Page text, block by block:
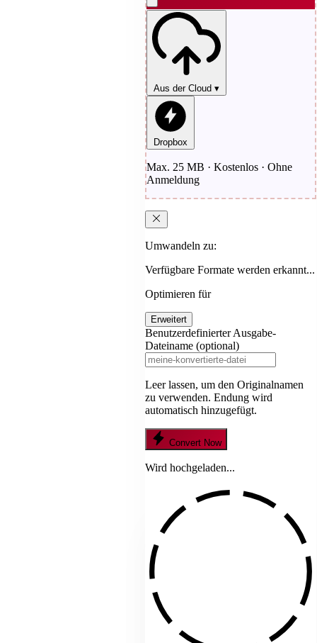
Aus der Cloud ▾
Dropbox
Max. 25 MB · Kostenlos · Ohne
Anmeldung
Umwandeln zu:
Verfügbare Formate werden erkannt...
Optimieren für
Erweitert
Benutzerdefinierter Ausgabe-
Dateiname (optional)
Leer lassen, um den Originalnamen
zu verwenden. Endung wird
automatisch hinzugefügt.
Convert Now
Wird hochgeladen...